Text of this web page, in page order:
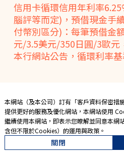
信用卡循環信用年利率
腦評等而定)，預借現金手
付幣別區分)：每筆預借金
元/3.5美元/350日圓/3歐元
本行網站公告，循環利率
本網站（及本公司）訂有「客戶資料保密措
提供更好的服務及優化網站，本網站使用
繼續使用本網站，即表示您暸解並同意本網
含但不限於Cookies）的運用與政策。
關閉